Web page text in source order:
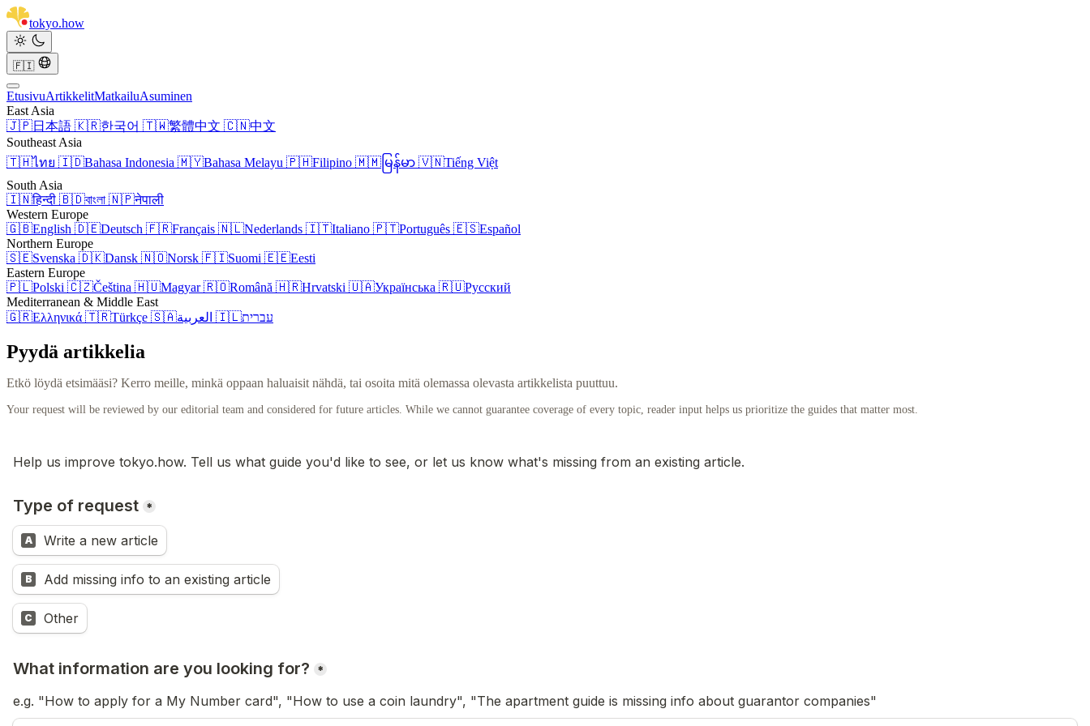
tokyo.how
🇫🇮
EtusivuArtikkelitMatkailuAsuminen
East Asia
🇯🇵日本語 🇰🇷한국어 🇹🇼繁體中文 🇨🇳中文
Southeast Asia
🇹🇭ไทย 🇮🇩Bahasa Indonesia 🇲🇾Bahasa Melayu 🇵🇭Filipino 🇲🇲 မြန်မာ 🇻🇳Tiếng Việt
South Asia
🇮🇳हिन्दी 🇧🇩বাংলা 🇳🇵नेपाली
Western Europe
🇬🇧English 🇩🇪Deutsch 🇫🇷Français 🇳🇱Nederlands 🇮🇹Italiano 🇵🇹Português 🇪🇸Español
Northern Europe
🇸🇪Svenska 🇩🇰Dansk 🇳🇴Norsk 🇫🇮Suomi 🇪🇪Eesti
Eastern Europe
🇵🇱Polski 🇨🇿Čeština 🇭🇺Magyar🇷🇴Română 🇭🇷Hrvatski 🇺🇦Українська 🇷🇺Русский
Mediterranean & Middle East
🇬🇷Ελληνικά 🇹🇷Türkçe 🇸🇦 🇮🇱עברית
Pyydä artikkelia
Etkö löydä etsimääsi? Kerro meille, minkä oppaan haluaisit nähdä, tai osoita mitä olemassa olevasta artikkelista puuttuu.
Your request will be reviewed by our editorial team and considered for future articles. While we cannot guarantee coverage of every topic, reader input helps us prioritize the guides that matter most.